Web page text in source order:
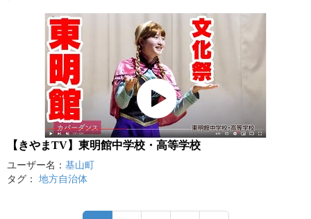
【きやまTV】東明館中学校・高等学校
ユーザー名： 基山町
タグ： 地方自治体